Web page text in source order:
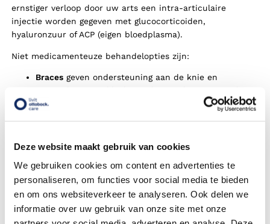
Deze website maakt gebruik van cookies
We gebruiken cookies om content en advertenties te
personaliseren, om functies voor social media te bieden
en om ons websiteverkeer te analyseren. Ook delen we
informatie over uw gebruik van onze site met onze
ernstiger verloop door uw arts een intra-articulaire
injectie worden gegeven met glucocorticoiden,
hyaluronzuur of ACP (eigen bloedplasma).
Niet medicamenteuze behandelopties zijn:
Braces geven ondersteuning aan de knie en
onze webshop Blessurewijzer.
niet goed, fietsen wel.
gewrichten komt te staan
Bewegingstherapie voor het versterken van spieren
en pezen
Goede, ondersteunende schoenen